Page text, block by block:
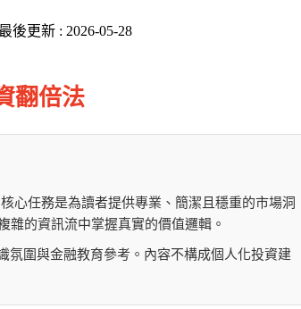
最後更新 : 2026-05-28
翻倍法
心任務是為讀者提供專業、簡潔且穩重的市場洞
雜的資訊流中掌握真實的價值邏輯。
氛圍與金融教育參考。內容不構成個人化投資建